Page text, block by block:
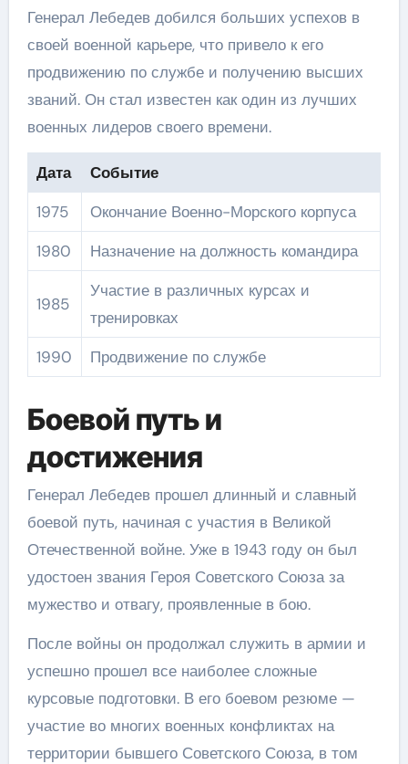
Генерал Лебедев добился больших успехов в
своей военной карьере, что привело к его
продвижению по службе и получению высших
званий. Он стал известен как один из лучших
военных лидеров своего времени.
Дата
Событие
1975
Окончание Военно-Морского корпуса
1980
Назначение на должность командира
1985
Участие в различных курсах и
тренировках
1990
Продвижение по службе
Боевой путь и
достижения
Генерал Лебедев прошел длинный и славный
боевой путь, начиная с участия в Великой
Отечественной войне. Уже в 1943 году он был
удостоен звания Героя Советского Союза за
мужество и отвагу, проявленные в бою.
После войны он продолжал служить в армии и
успешно прошел все наиболее сложные
курсовые подготовки. В его боевом резюме —
участие во многих военных конфликтах на
территории бывшего Советского Союза, в том